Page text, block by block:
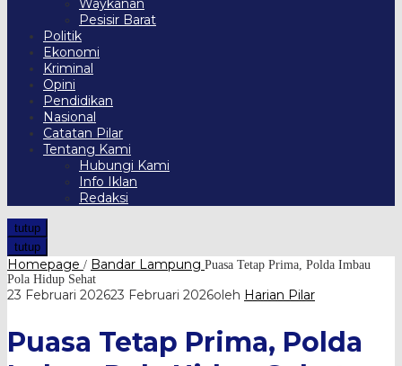
Waykanan
Pesisir Barat
Politik
Ekonomi
Kriminal
Opini
Pendidikan
Nasional
Catatan Pilar
Tentang Kami
Hubungi Kami
Info Iklan
Redaksi
tutup
tutup
Homepage / Bandar Lampung Puasa Tetap Prima, Polda Imbau
Pola Hidup Sehat
23 Februari 202623 Februari 2026oleh Harian Pilar
Puasa Tetap Prima, Polda